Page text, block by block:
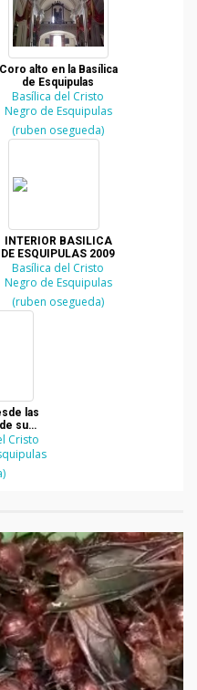
Coro alto en la Basílica
de Esquipulas
Basílica del Cristo
Negro de Esquipulas
(ruben osegueda)
INTERIOR BASILICA
DE ESQUIPULAS 2009
Basílica del Cristo
Negro de Esquipulas
(ruben osegueda)
las
su
Cristo